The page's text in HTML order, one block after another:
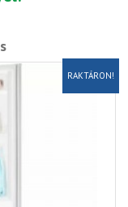
RAKTÁRON!